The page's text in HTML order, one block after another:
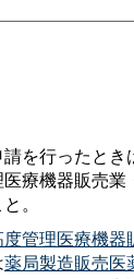
を行ったとき
療機器販売業
。
管理医療機器
薬局製造販売医